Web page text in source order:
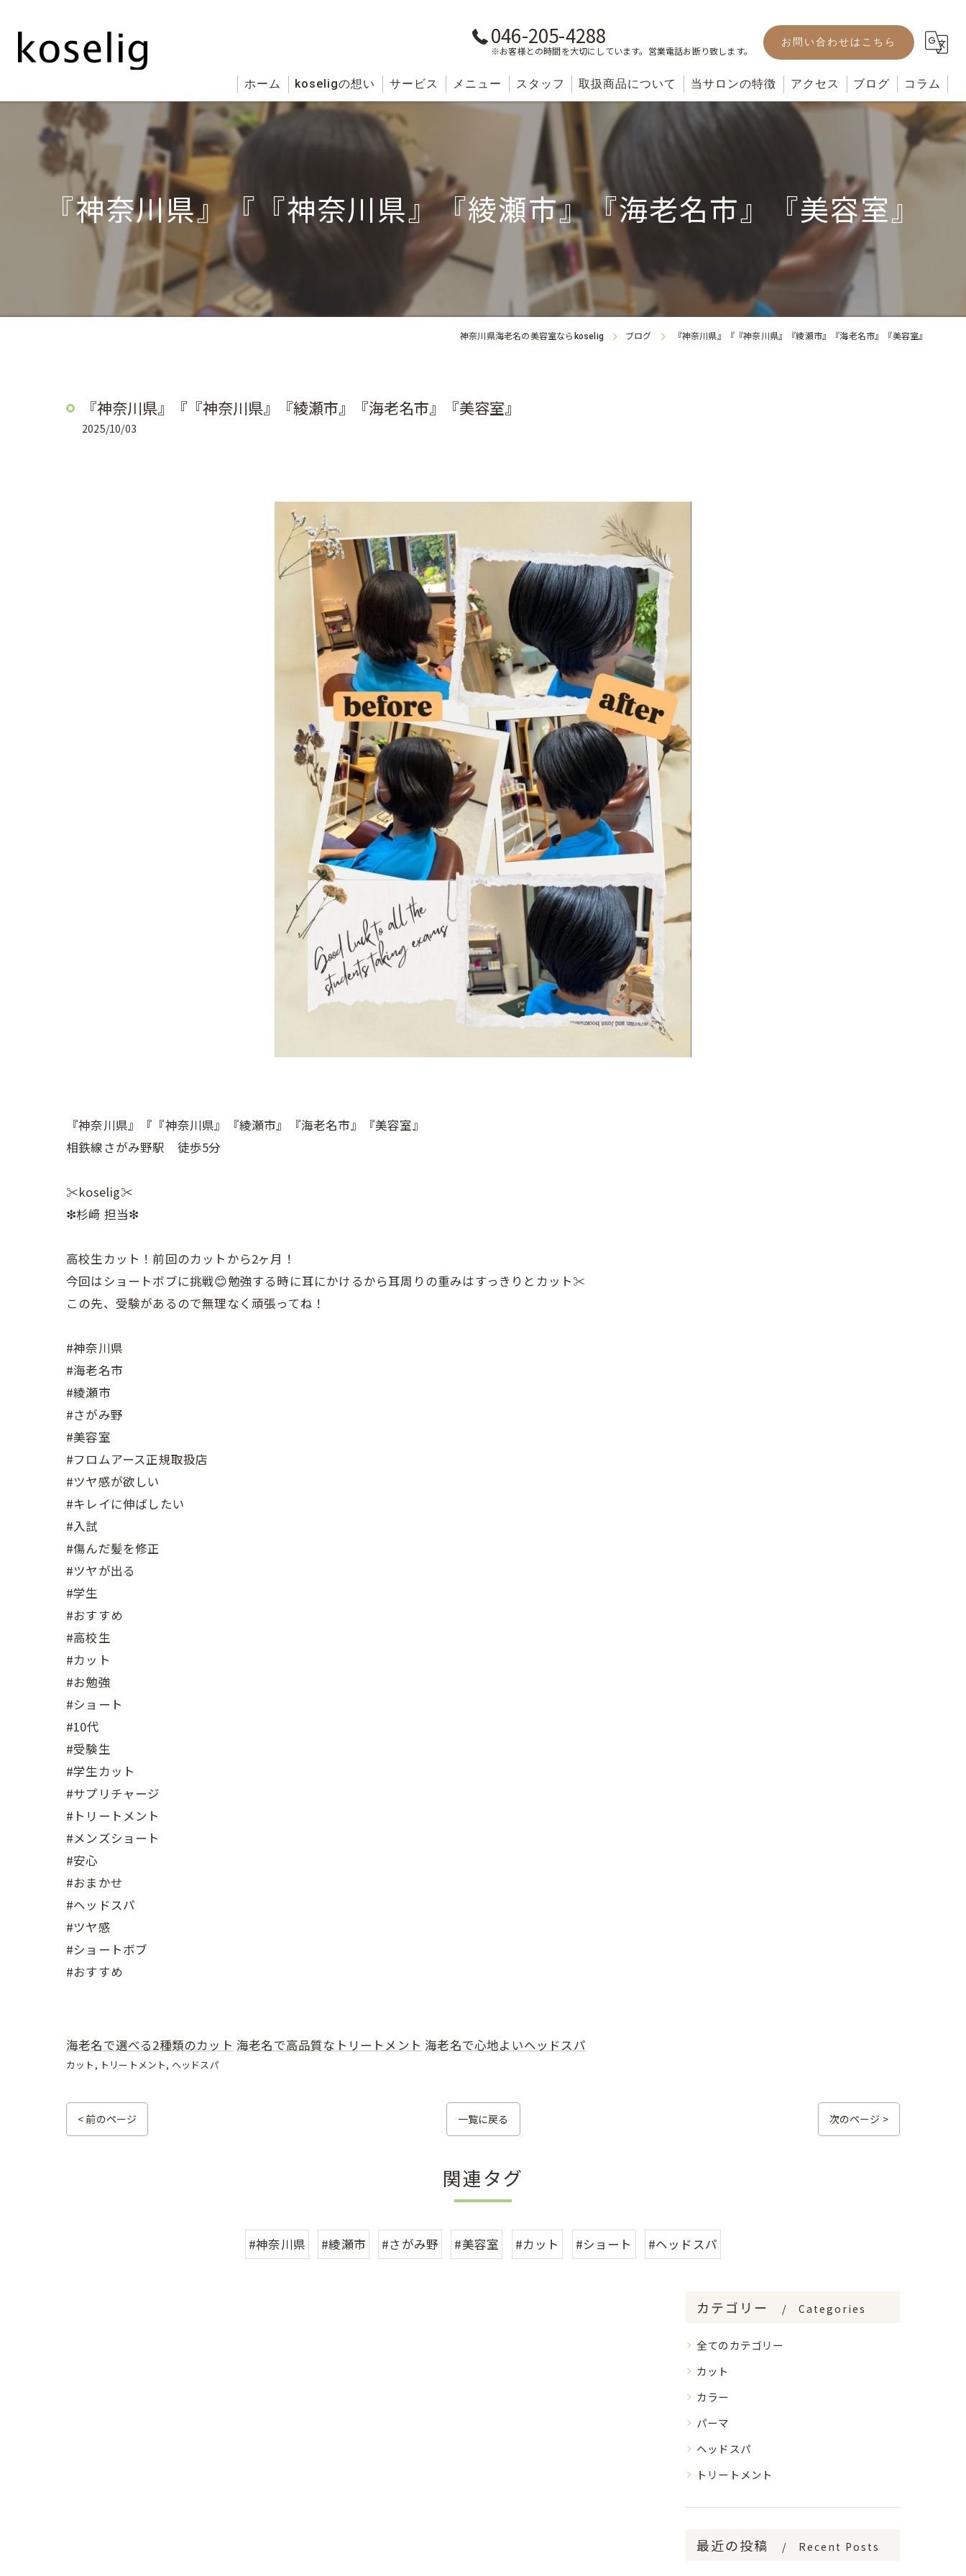
046-205-4288
※お客様との時間を大切にしています。営業電話お断り致します。
お問い合わせはこちら
ホーム koseligの想い サービス メニュー スタッフ 取扱商品について 当サロンの特徴
パーマ
アクセス ブログ コラム
『神奈川県』『『神奈川県』『綾瀬市』『海老名市』『美容室』
神奈川県海老名の美容室なら koselig ブログ 『神奈川県』『『神奈川県』『綾瀬市』『海老名市』『美容室』
『神奈川県』『『神奈川県』『綾瀬市』『海老名市』『美容室』
2025/10/03
『神奈川県』『『神奈川県』『綾瀬市』『海老名市』『美容室』
相鉄線さがみ野駅 徒歩5分
✂︎koselig✂︎
❇︎杉﨑 担当❇︎
高校生カット！前回のカットから2ヶ月！
今回はショートボブに挑戦😊勉強する時に耳にかけるから耳周りの重みはすっきりとカット✂︎
この先、受験があるので無理なく頑張ってね！
#神奈川県
#海老名市
#綾瀬市
#さがみ野
#美容室
#フロムアース正規取扱店
#ツヤ感が欲しい
#キレイに伸ばしたい
#入試
#傷んだ髪を修正
#ツヤが出る
#学生
#おすすめ
#高校生
#カット
#お勉強
#ショート
#10代
#受験生
#学生カット
#サプリチャージ
#トリートメント
#メンズショート
#安心
#おまかせ
#ヘッドスパ
#ツヤ感
#ショートボブ
#おすすめ
海老名で選べる2種類のカット 海老名で高品質なトリートメント 海老名で心地よいヘッドスパ
カット トリートメント ヘッドスパ
< 前のページ 一覧に戻る 次のページ >
関連タグ
#神奈川県 #綾瀬市 #さがみ野 #美容室 #カット #ショート #ヘッドスパ
カテゴリー Categories
全てのカテゴリー
カット
カラー
パーマ
ヘッドスパ
トリートメント
最近の投稿 Recent Posts